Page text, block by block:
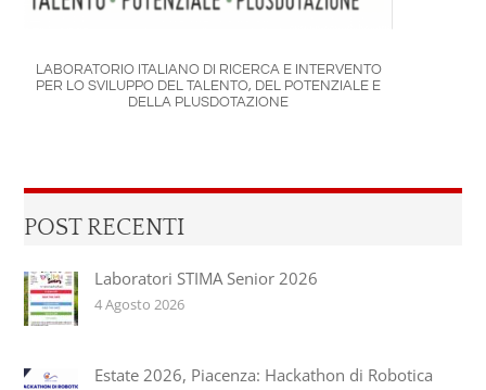
LABORATORIO ITALIANO DI RICERCA E INTERVENTO
PER LO SVILUPPO DEL TALENTO, DEL POTENZIALE E
DELLA PLUSDOTAZIONE
POST RECENTI
Laboratori STIMA Senior 2026
4 Agosto 2026
Estate 2026, Piacenza: Hackathon di Robotica